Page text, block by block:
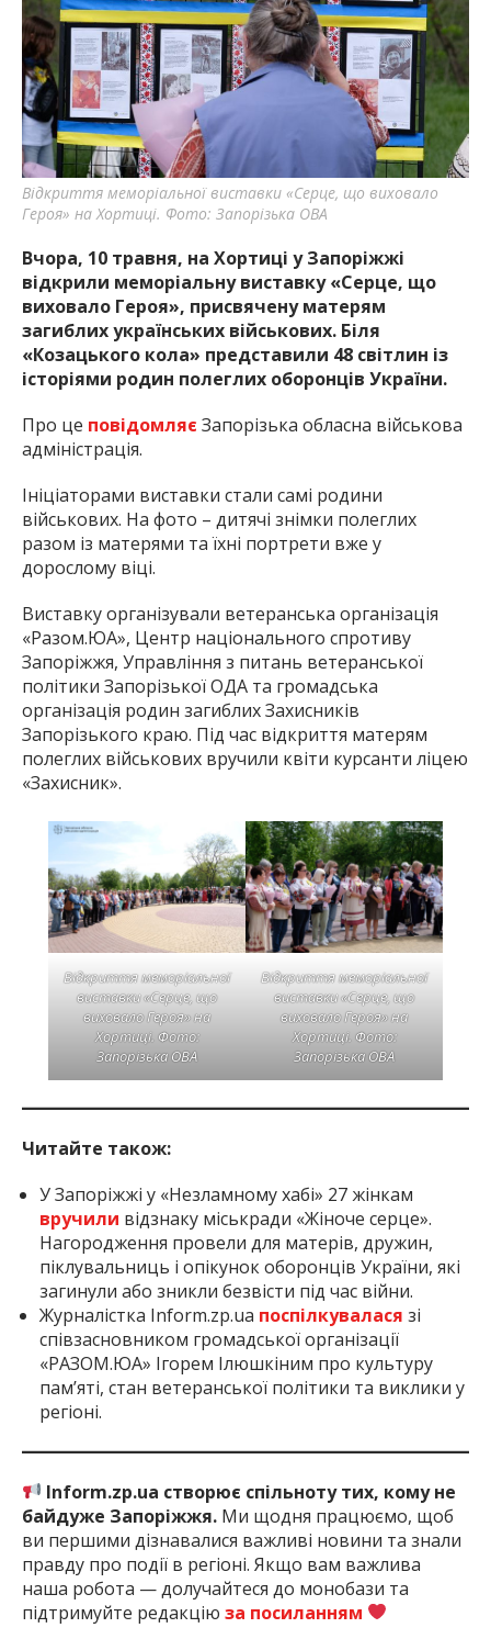
найважливішу інформацію про події
міста Запоріжжя та області.
Відкриття меморіальної виставки «Серце, що виховало
Героя» на Хортиці. Фото: Запорізька ОВА
Вчора, 10 травня, на Хортиці у Запоріжжі
відкрили меморіальну виставку «Серце, що
виховало Героя», присвячену матерям
загиблих українських військових. Біля
«Козацького кола» представили 48 світлин із
історіями родин полеглих оборонців України.
Про це повідомляє Запорізька обласна військова
адміністрація.
Ініціаторами виставки стали самі родини
військових. На фото – дитячі знімки полеглих
разом із матерями та їхні портрети вже у
дорослому віці.
Виставку організували ветеранська організація
«Разом.ЮА», Центр національного спротиву
Запоріжжя, Управління з питань ветеранської
політики Запорізької ОДА та громадська
організація родин загиблих Захисників
Запорізького краю. Під час відкриття матерям
полеглих військових вручили квіти курсанти ліцею
«Захисник».
Відкриття меморіальної
виставки «Серце, що
виховало Героя» на
Хортиці. Фото:
Запорізька ОВА
Відкриття меморіальної
виставки «Серце, що
виховало Героя» на
Хортиці. Фото:
Запорізька ОВА
Читайте також:
У Запоріжжі у «Незламному хабі» 27 жінкам
вручили відзнаку міськради «Жіноче серце».
Нагородження провели для матерів, дружин,
піклувальниць і опікунок оборонців України, які
загинули або зникли безвісти під час війни.
Журналістка Inform.zp.ua поспілкувалася зі
співзасновником громадської організації
«РАЗОМ.ЮА» Ігорем Ілюшкіним про культуру
пам’яті, стан ветеранської політики та виклики у
регіоні.
Inform.zp.ua створює спільноту тих, кому не
байдуже Запоріжжя. Ми щодня працюємо, щоб
ви першими дізнавалися важливі новини та знали
правду про події в регіоні. Якщо вам важлива
наша робота — долучайтеся до монобази та
підтримуйте редакцію за посиланням